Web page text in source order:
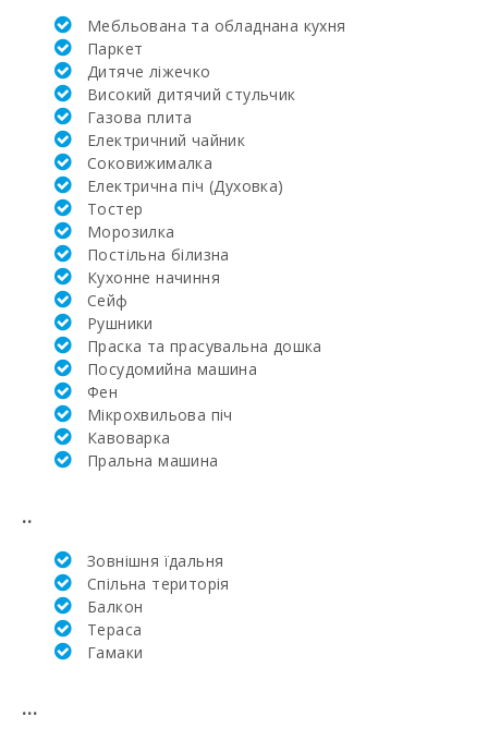
Жила площа
(м2):
Алканада Гольф
(Alcanada Golf)
Верхова їзда
Академія та
тенісна школа
Рафаэля Надаля
Найближча
лікарня в
Алькудії (км):
Лікарня в
Манакор (км):
Клініка Сон
Еспасесс в
базар в Алькудії
(вівторок та
неділя) (км):
Супермаркет -
Меркадона (км):
EROSKY (м):
Мебльована та обладнана кухня
Паркет
Дитяче ліжечко
Високий дитячий стульчик
Газова плита
Електричний чайник
Соковижималка
Електрична піч (Духовка)
Тостер
Mорозилка
Постільна білизна
Кухонне начиння
Cейф
Рушники
Праска та прасувальна дошка
Посудомийна машина
Фен
Мікрохвильова піч
Кавоварка
Пральна машина
..
Зовнішня їдальня
Cпільна територія
Балкон
Тераса
Гамаки
...